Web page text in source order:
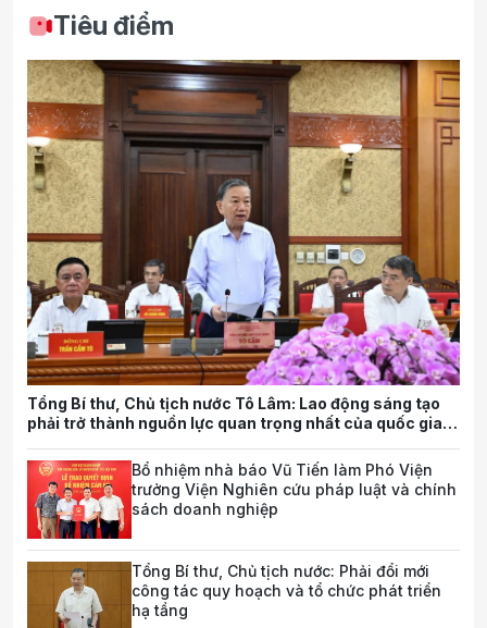
Tiêu điểm
Tổng Bí thư, Chủ tịch nước Tô Lâm: Lao động sáng tạo
phải trở thành nguồn lực quan trọng nhất của quốc gia
Bổ nhiệm nhà báo Vũ Tiến làm Phó Viện
trưởng Viện Nghiên cứu pháp luật và chính
sách doanh nghiệp
Tổng Bí thư, Chủ tịch nước: Phải đổi mới
công tác quy hoạch và tổ chức phát triển
hạ tầng